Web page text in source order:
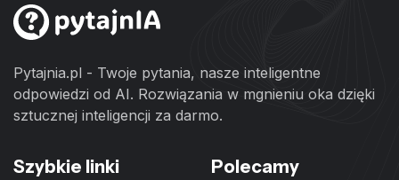
Pytajnia.pl - Twoje pytania, nasze inteligentne
odpowiedzi od AI. Rozwiązania w mgnieniu oka dzięki
sztucznej inteligencji za darmo.
Szybkie linki Polecamy